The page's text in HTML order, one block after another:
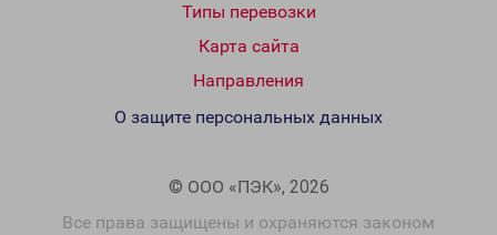
Типы перевозки
Карта сайта
Направления
© ООО «ПЭК», 2026
Все права защищены и охраняются законом
О защите персональных данных